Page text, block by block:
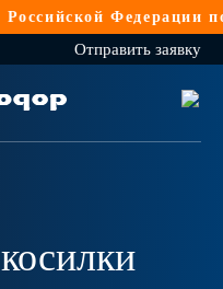
Федерации по
Отправить заявку